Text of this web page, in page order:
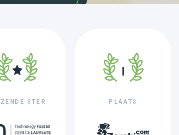
STER PLAATS